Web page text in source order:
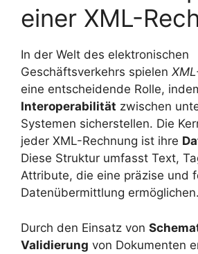
einer XML-
In der Welt des elektronischen
Geschäftsverkehrs spielen
eine entscheidende Rolle,
Interoperabilität zwischen
Systemen sicherstellen. Die
jeder XML-Rechnung ist ihre
Diese Struktur umfasst Text,
Attribute, die eine präzise und
Datenübermittlung ermöglichen.
Durch den Einsatz von
Validierung von Dokumenten